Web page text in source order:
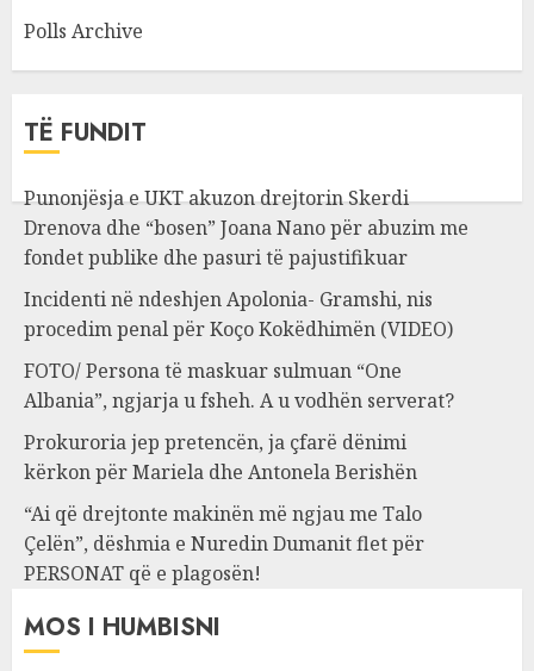
Polls Archive
TË FUNDIT
Punonjësja e UKT akuzon drejtorin Skerdi
Drenova dhe “bosen” Joana Nano për abuzim me
fondet publike dhe pasuri të pajustifikuar
Incidenti në ndeshjen Apolonia- Gramshi, nis
procedim penal për Koço Kokëdhimën (VIDEO)
FOTO/ Persona të maskuar sulmuan “One
Albania”, ngjarja u fsheh. A u vodhën serverat?
Prokuroria jep pretencën, ja çfarë dënimi
kërkon për Mariela dhe Antonela Berishën
“Ai që drejtonte makinën më ngjau me Talo
Çelën”, dëshmia e Nuredin Dumanit flet për
PERSONAT që e plagosën!
MOS I HUMBISNI